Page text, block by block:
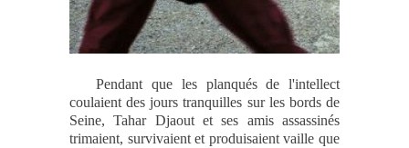
Pendant que les planqués de l'intellect
coulaient des jours tranquilles sur les bords de
Seine, Tahar Djaout et ses amis assassinés
trimaient, survivaient et produisaient vaille que